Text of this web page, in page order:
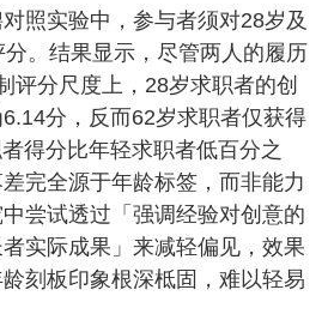
照实验中，参与者须对28岁及
。结果显示，尽管两人的履历
评分尺度上，28岁求职者的创
分，反而62岁求职者仅获得
得分比年轻求职者低百分之
完全源于年龄标签，而非能力
尝试透过「强调经验对创意的
实际成果」来减轻偏见，效果
刻板印象根深柢固，难以轻易